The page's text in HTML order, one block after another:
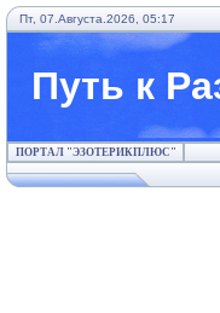
Пт, 07.Августа.2026, 05:17
Путь к
ПОРТАЛ "ЭЗОТЕРИКПЛЮС"